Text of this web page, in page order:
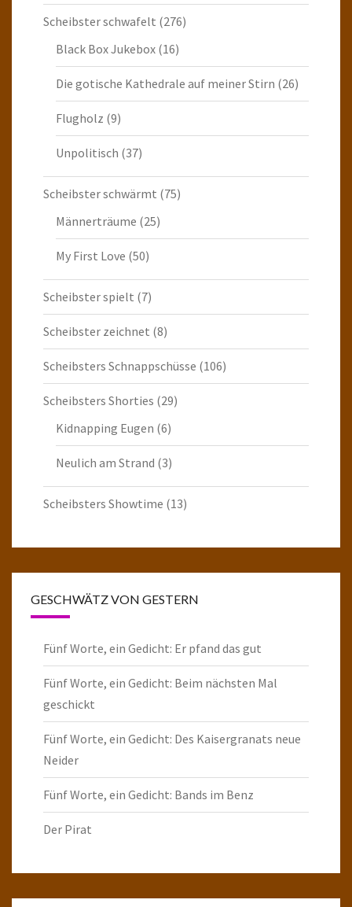
Scheibster schwafelt (276)
Black Box Jukebox (16)
Die gotische Kathedrale auf meiner Stirn (26)
Flugholz (9)
Unpolitisch (37)
Scheibster schwärmt (75)
Männerträume (25)
My First Love (50)
Scheibster spielt (7)
Scheibster zeichnet (8)
Scheibsters Schnappschüsse (106)
Scheibsters Shorties (29)
Kidnapping Eugen (6)
Neulich am Strand (3)
Scheibsters Showtime (13)
GESCHWÄTZ VON GESTERN
Fünf Worte, ein Gedicht: Er pfand das gut
Fünf Worte, ein Gedicht: Beim nächsten Mal
geschickt
Fünf Worte, ein Gedicht: Des Kaisergranats neue
Neider
Fünf Worte, ein Gedicht: Bands im Benz
Der Pirat